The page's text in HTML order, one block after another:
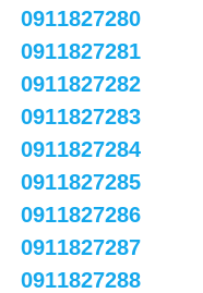
0911827280
0911827281
0911827282
0911827283
0911827284
0911827285
0911827286
0911827287
0911827288